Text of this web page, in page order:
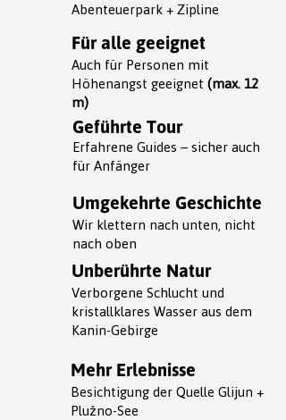
Abenteuerpark + Zipline
Für alle geeignet
Auch für Personen mit
Höhenangst geeignet (max. 12
m)
Geführte Tour
Erfahrene Guides – sicher auch
für Anfänger
Umgekehrte Geschichte
Wir klettern nach unten, nicht
nach oben
Unberührte Natur
Verborgene Schlucht und
kristallklares Wasser aus dem
Kanin-Gebirge
Mehr Erlebnisse
Besichtigung der Quelle Glijun +
Plužno-See